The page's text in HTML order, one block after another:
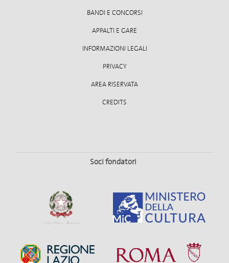
BANDI E CONCORSI
APPALTI E GARE
INFORMAZIONI LEGALI
PRIVACY
AREA RISERVATA
CREDITS
Soci fondatori